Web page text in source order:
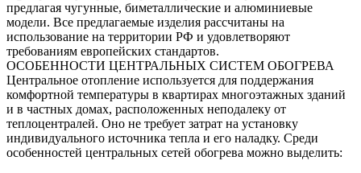
предлагая чугунные, биметаллические и алюминиевые
модели. Все предлагаемые изделия рассчитаны на
использование на территории РФ и удовлетворяют
требованиям европейских стандартов.
ОСОБЕННОСТИ ЦЕНТРАЛЬНЫХ СИСТЕМ ОБОГРЕВА
Центральное отопление используется для поддержания
комфортной температуры в квартирах многоэтажных зданий
и в частных домах, расположенных неподалеку от
теплоцентралей. Оно не требует затрат на установку
индивидуального источника тепла и его наладку. Среди
особенностей центральных сетей обогрева можно выделить: